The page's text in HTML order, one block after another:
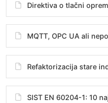
Direktiva o tlačni
MQTT, OPC UA ali
Refaktorizacija stare
SIST EN 60204-1: 10